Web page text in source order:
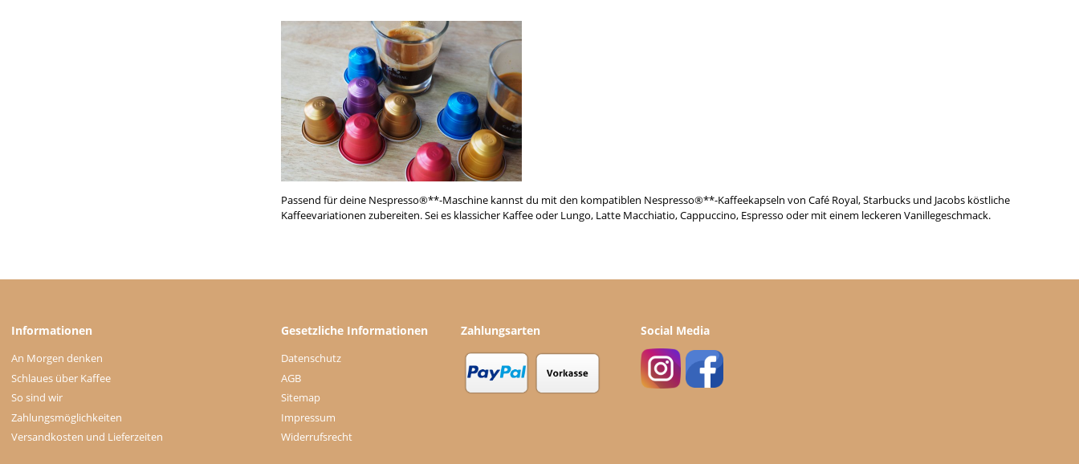
Passend für deine Nespresso®**-Maschine kannst du mit den kompatiblen Nespresso®**-Kaffeekapseln von Café Royal, Starbucks und Jacobs köstliche
Kaffeevariationen zubereiten. Sei es klassicher Kaffee oder Lungo, Latte Macchiatio, Cappuccino, Espresso oder mit einem leckeren Vanillegeschmack.
Informationen
An Morgen denken
Schlaues über Kaffee
So sind wir
Zahlungsmöglichkeiten
Versandkosten und Lieferzeiten
Gesetzliche Informationen
Datenschutz
AGB
Sitemap
Impressum
Widerrufsrecht
Zahlungsarten Social Media